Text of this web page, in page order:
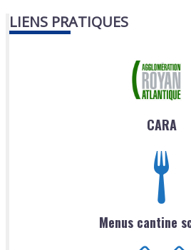
LIENS PRATIQUES
CARA
Menus cantine